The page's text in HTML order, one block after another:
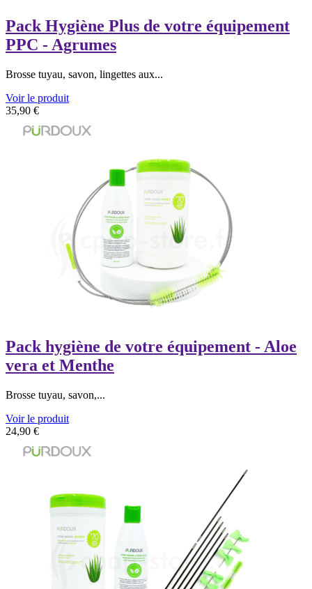
Pack Hygiène Plus de votre équipement
PPC - Agrumes
Brosse tuyau, savon, lingettes aux...
Voir le produit
35,90 €
Pack hygiène de votre équipement - Aloe
vera et Menthe
Brosse tuyau, savon,...
Voir le produit
24,90 €